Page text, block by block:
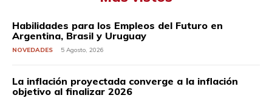
Habilidades para los Empleos del Futuro en
Argentina, Brasil y Uruguay
NOVEDADES 5 Agosto, 2026
La inflación proyectada converge a la inflación
objetivo al finalizar 2026